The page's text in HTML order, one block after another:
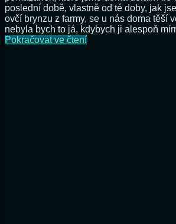
poslední době, vlastně od té doby, jak
ovčí brynzu z farmy, se u nás doma těší
nebyla bych to já, kdybych ji alespoň
Pokračovat ve čteníVylepšená